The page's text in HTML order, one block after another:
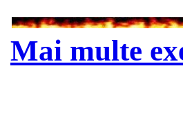
Mai multe